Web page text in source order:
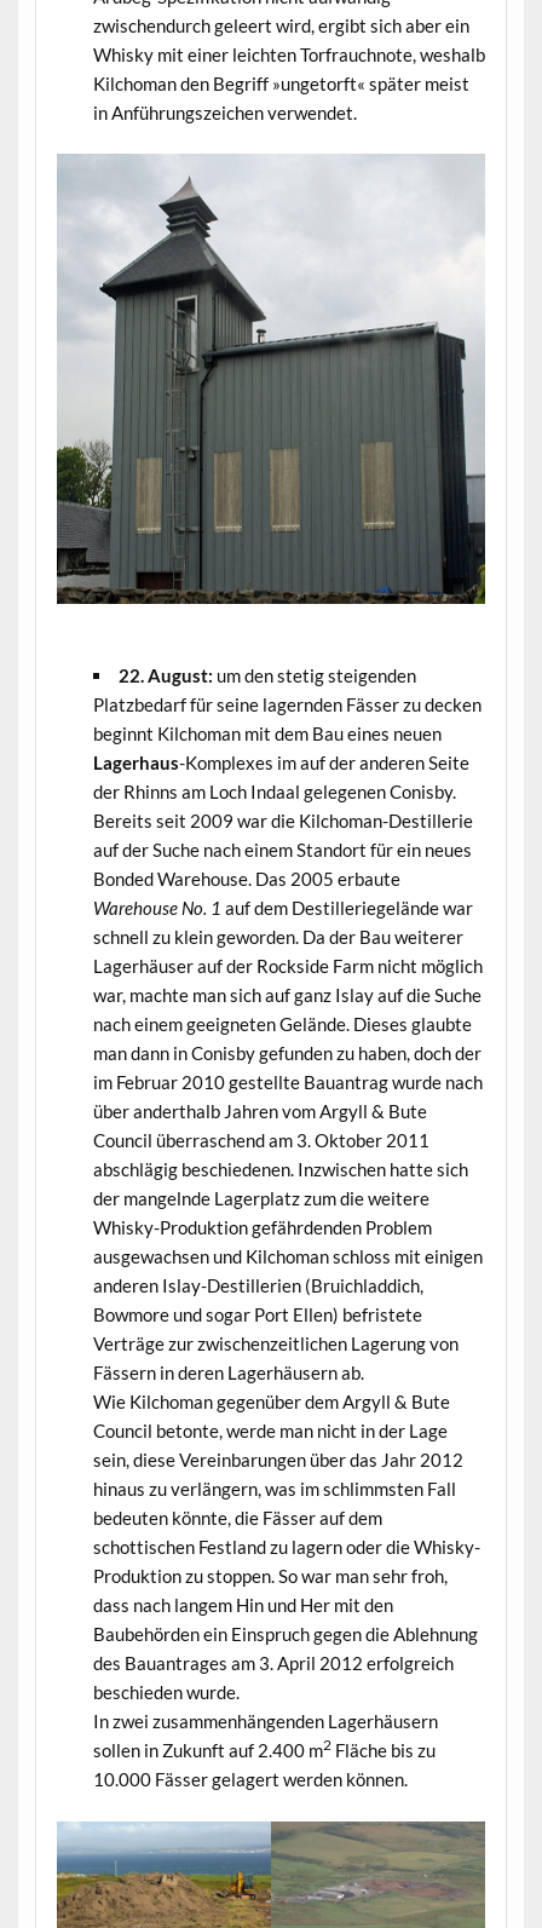
zwischendurch geleert wird, ergibt sich aber ein
Whisky mit einer leichten Torfrauchnote, weshalb
Kilchoman den Begriff »ungetorft« später meist
in Anführungszeichen verwendet.
22. August: um den stetig steigenden
Platzbedarf für seine lagernden Fässer zu decken
beginnt Kilchoman mit dem Bau eines neuen
Lagerhaus-Komplexes im auf der anderen Seite
der Rhinns am Loch Indaal gelegenen Conisby.
Bereits seit 2009 war die Kilchoman-Destillerie
auf der Suche nach einem Standort für ein neues
Bonded Warehouse. Das 2005 erbaute
Warehouse No. 1 auf dem Destilleriegelände war
schnell zu klein geworden. Da der Bau weiterer
Lagerhäuser auf der Rockside Farm nicht möglich
war, machte man sich auf ganz Islay auf die Suche
nach einem geeigneten Gelände. Dieses glaubte
man dann in Conisby gefunden zu haben, doch der
im Februar 2010 gestellte Bauantrag wurde nach
über anderthalb Jahren vom Argyll & Bute
Council überraschend am 3. Oktober 2011
abschlägig beschiedenen. Inzwischen hatte sich
der mangelnde Lagerplatz zum die weitere
Whisky-Produktion gefährdenden Problem
ausgewachsen und Kilchoman schloss mit einigen
anderen Islay-Destillerien (Bruichladdich,
Bowmore und sogar Port Ellen) befristete
Verträge zur zwischenzeitlichen Lagerung von
Fässern in deren Lagerhäusern ab.
Wie Kilchoman gegenüber dem Argyll & Bute
Council betonte, werde man nicht in der Lage
sein, diese Vereinbarungen über das Jahr 2012
hinaus zu verlängern, was im schlimmsten Fall
bedeuten könnte, die Fässer auf dem
schottischen Festland zu lagern oder die Whisky-
Produktion zu stoppen. So war man sehr froh,
dass nach langem Hin und Her mit den
Baubehörden ein Einspruch gegen die Ablehnung
des Bauantrages am 3. April 2012 erfolgreich
beschieden wurde.
In zwei zusammenhängenden Lagerhäusern
sollen in Zukunft auf 2.400 m2Fläche bis zu
10.000 Fässer gelagert werden können.